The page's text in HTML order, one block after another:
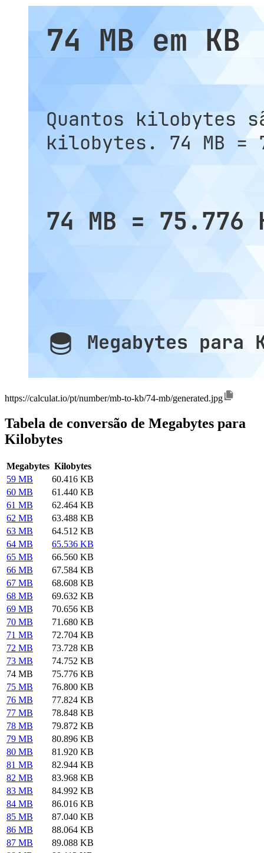
https://calculat.io/pt/number/mb-to-kb/74-mb/generated.jpg
Tabela de conversão de Megabytes para
Kilobytes
Megabytes Kilobytes
59 MB
60.416 KB
60 MB
61.440 KB
61 MB
62.464 KB
62 MB
63.488 KB
63 MB
64.512 KB
64 MB
65.536 KB
65 MB
66.560 KB
66 MB
67.584 KB
67 MB
68.608 KB
68 MB
69.632 KB
69 MB
70.656 KB
70 MB
71.680 KB
71 MB
72.704 KB
72 MB
73.728 KB
73 MB
74.752 KB
74 MB
75.776 KB
75 MB
76.800 KB
76 MB
77.824 KB
77 MB
78.848 KB
78 MB
79.872 KB
79 MB
80.896 KB
80 MB
81.920 KB
81 MB
82.944 KB
82 MB
83.968 KB
83 MB
84.992 KB
84 MB
86.016 KB
85 MB
87.040 KB
86 MB
88.064 KB
87 MB
89.088 KB